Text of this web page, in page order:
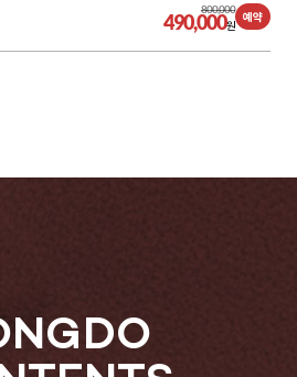
800,000
490,000원
예약